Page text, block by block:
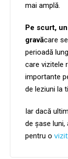
mai amplă.
Pe scurt,
gravăcare
perioadă
care vizitele
importante
de leziuni la
Iar dacă
de șase
pentru o